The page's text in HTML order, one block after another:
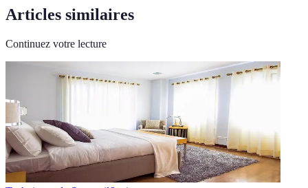
Articles similaires
Continuez votre lecture